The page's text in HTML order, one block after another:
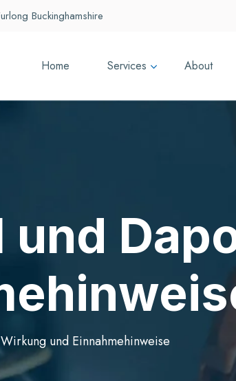
Buckinghamshire
Home Services About
und
und Einnahmehinweise